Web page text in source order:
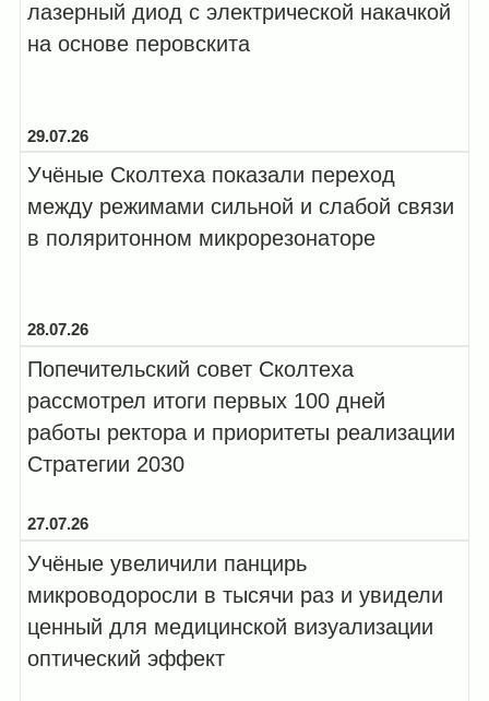
лазерный диод с электрической накачкой
на основе перовскита
29.07.26
Учёные Сколтеха показали переход
между режимами сильной и слабой связи
в поляритонном микрорезонаторе
28.07.26
Попечительский совет Сколтеха
рассмотрел итоги первых 100 дней
работы ректора и приоритеты реализации
Стратегии 2030
27.07.26
Учёные увеличили панцирь
микроводоросли в тысячи раз и увидели
ценный для медицинской визуализации
оптический эффект